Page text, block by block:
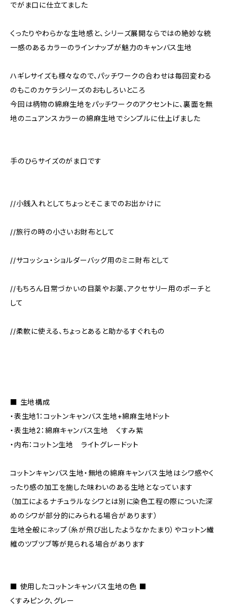
でがま口に仕立てました
くったりやわらかな生地感と、シリーズ展開ならではの絶妙な統
一感のあるカラーのラインナップが魅力のキャンバス生地
ハギレサイズも様々なので、パッチワークの合わせは毎回変わる
のもこのカケラシリーズのおもしろいところ
今回は柄物の綿麻生地をパッチワークのアクセントに、裏面を無
地のニュアンスカラーの綿麻生地でシンプルに仕上げました
手のひらサイズのがま口です
//小銭入れとしてちょっとそこまでのお出かけに
//旅行の時の小さいお財布として
//サコッシュ・ショルダーバッグ用のミニ財布として
//もちろん日常づかいの目薬やお薬、アクセサリー用のポーチと
して
//柔軟に使える、ちょっとあると助かるすぐれもの
■ 生地構成
・表生地1：コットンキャンバス生地+綿麻生地ドット
・表生地2：綿麻キャンバス生地 くすみ紫
・内布：コットン生地 ライトグレードット
コットンキャンバス生地・無地の綿麻キャンバス生地はシワ感やく
ったり感の加工を施した味わいのある生地となっています
（加工によるナチュラルなシワとは別に染色工程の際についた深
めのシワが部分的にみられる場合があります）
生地全般にネップ（糸が飛び出したようなかたまり）やコットン繊
維のツブツブ等が見られる場合があります
■ 使用したコットンキャンバス生地の色 ■
くすみピンク、グレー